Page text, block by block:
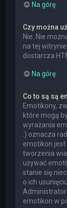
Na górę
Czy można
Nie. Nie
na tej
dostarcza
Na górę
Co to są są
Emotikony,
które mogą
wyrażania
:) oznacza
emotikon
tworzenia
używać
stanie się
o ich
emotikon w